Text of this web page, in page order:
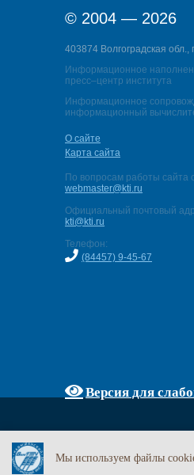
© 2004 — 2026
403874 Волгоградская
Информационное
пресс–центр института
Информационное
информационный
О сайте
Карта сайта
По вопросам работы сайта
webmaster@kti.ru
Официальный почтовый
kti@kti.ru
Телефон:
(84457) 9-45-67
Версия для
Мы используем файлы